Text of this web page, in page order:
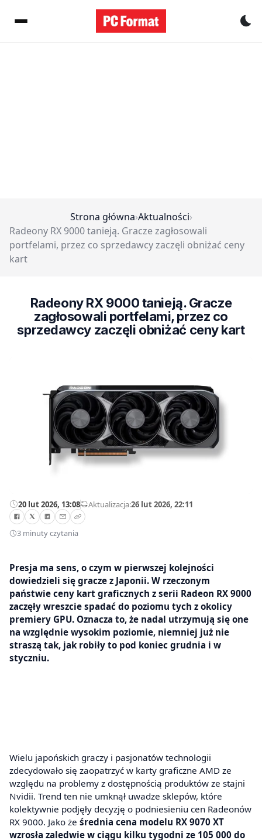
Strona główna›Aktualności›
Radeony RX 9000 tanieją. Gracze zagłosowali
portfelami, przez co sprzedawcy zaczęli obniżać ceny
kart
Radeony RX 9000 tanieją. Gracze
zagłosowali portfelami, przez co
sprzedawcy zaczęli obniżać ceny kart
20 lut 2026, 13:08—Aktualizacja:26 lut 2026, 22:11
3 minuty czytania
Presja ma sens, o czym w pierwszej kolejności
dowiedzieli się gracze z Japonii. W rzeczonym
państwie ceny kart graficznych z serii Radeon RX 9000
zaczęły wreszcie spadać do poziomu tych z okolicy
premiery GPU. Oznacza to, że nadal utrzymują się one
na względnie wysokim poziomie, niemniej już nie
straszą tak, jak robiły to pod koniec grudnia i w
styczniu.
Wielu japońskich graczy i pasjonatów technologii
zdecydowało się zaopatrzyć w karty graficzne AMD ze
względu na problemy z dostępnością produktów ze stajni
Nvidii. Trend ten nie umknął uwadze sklepów, które
kolektywnie podjęły decyzję o podniesieniu cen Radeonów
RX 9000. Jako że średnia cena modelu RX 9070 XT
wzrosła zaledwie w ciągu kilku tygodni ze 105 000 do